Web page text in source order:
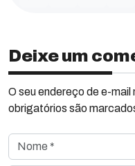
Deixe um
O seu endereço de e-
obrigatórios são
Nome *